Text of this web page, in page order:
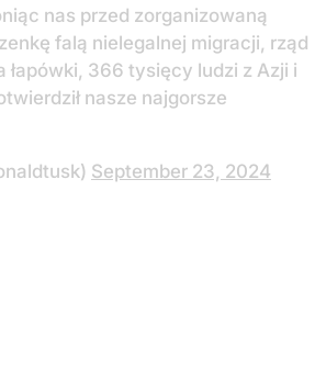
nas przed zorganizowaną
falą nielegalnej migracji, rząd
łapówki, 366 tysięcy ludzi z Azji i
nasze najgorsze
September 23, 2024